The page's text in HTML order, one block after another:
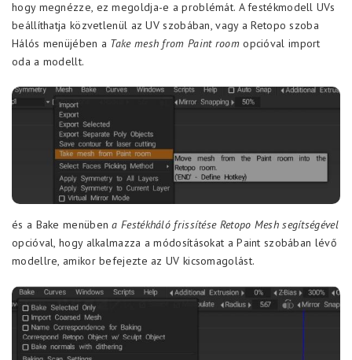
hogy megnézze, ez megoldja-e a problémát. A festékmodell UVs
beállíthatja közvetlenül az UV szobában, vagy a Retopo szoba
Hálós menüjében a Take mesh from Paint roomopcióval import
oda a modellt.
és a Bake menübena Festékháló frissítése Retopo Mesh segítségével
opcióval, hogy alkalmazza a módosításokat a Paint szobában lévő
modellre, amikor befejezte az UV kicsomagolást.